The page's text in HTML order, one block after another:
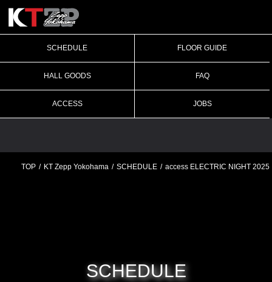
SCHEDULE FLOOR GUIDE
HALL GOODS FAQ
ACCESS JOBS
TOP KT Zepp Yokohama SCHEDULE access ELECTRIC NIGHT 2025
SCHEDULE